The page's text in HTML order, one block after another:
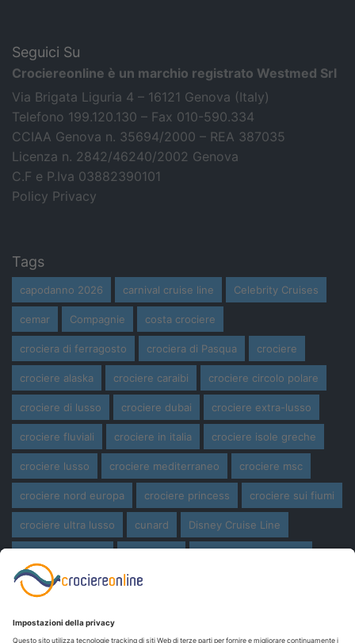
Seguici Su
Crociereonline è un marchio registrato Westmed Srl
Via Brigata Liguria 4 – 16121 Genova (Italy)
Telefono 199.120.130 – Fax 010-590.334
CCIAA Genova n. 35694/2000 – REA 387035
Licenza n. 2842/46240/2002 Genova
C.F e P.Iva 03882390101
Policy Privacy
Tags
capodanno 2026 carnival cruise line Celebrity Cruises
cemar Compagnie costa crociere
crociera di ferragosto crociera di Pasqua crociere
crociere alaska crociere caraibi crociere circolo polare
crociere di lusso crociere dubai crociere extra-lusso
crociere fluviali crociere in italia crociere isole greche
crociere lusso crociere mediterraneo crociere msc
crociere nord europa crociere princess crociere sui fiumi
crociere ultra lusso cunard Disney Cruise Line
giro del mondo miami